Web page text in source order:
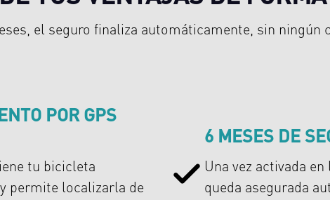
el seguro finaliza automáticamente, sin
POR GPS
tu bicicleta
permite localizarla de
6 MESES DE
Una vez activada
queda asegurada